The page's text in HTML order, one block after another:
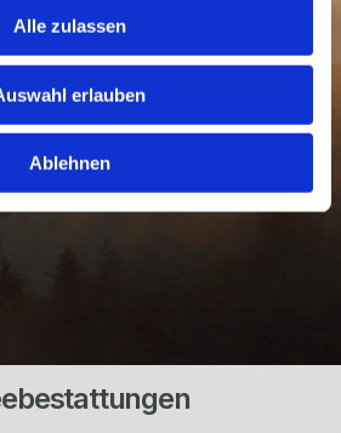
Alle zulassen
erlauben
Ablehnen